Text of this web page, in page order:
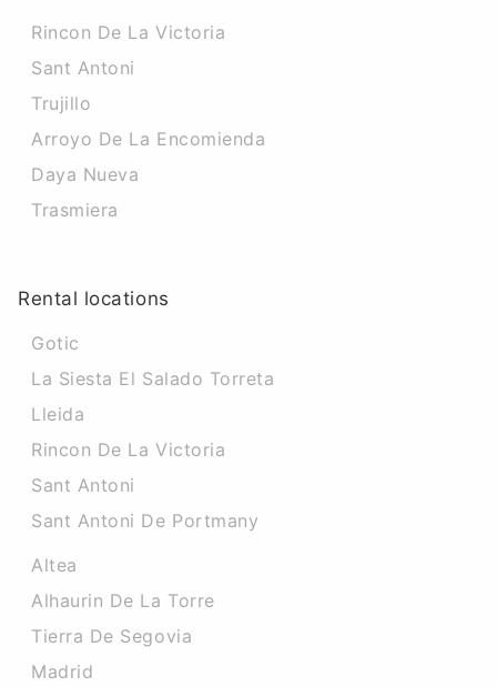
Rincon De La Victoria
Sant Antoni
Trujillo
Arroyo De La Encomienda
Daya Nueva
Trasmiera
Rental locations
Gotic
La Siesta El Salado Torreta
Lleida
Rincon De La Victoria
Sant Antoni
Sant Antoni De Portmany
Altea
Alhaurin De La Torre
Tierra De Segovia
Madrid